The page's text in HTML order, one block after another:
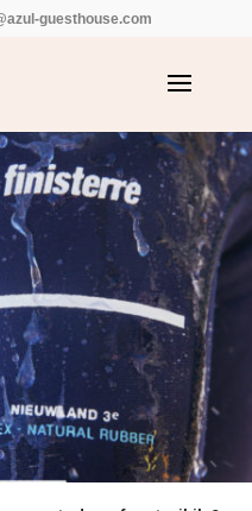
guesthouse.com